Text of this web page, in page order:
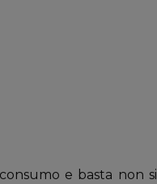
e basta non si